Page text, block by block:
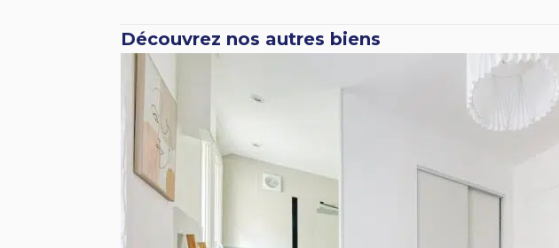
Découvrez nos autres biens